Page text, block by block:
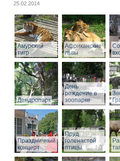
25.02.2014
Амурский
тигр
Африканские
львы
Дендропарк
День
рождение в
зоопарке
Праздничный
концерт
Пруд
голенастой
птицы